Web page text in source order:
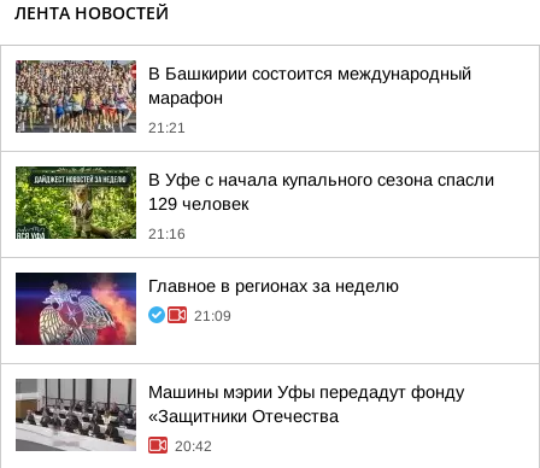
ЛЕНТА НОВОСТЕЙ
В Башкирии состоится международный
марафон
21:21
В Уфе с начала купального сезона спасли
129 человек
21:16
Главное в регионах за неделю
21:09
Машины мэрии Уфы передадут фонду
«Защитники Отечества
20:42